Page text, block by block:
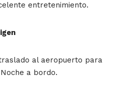
entretenimiento.
al aeropuerto para
a bordo.